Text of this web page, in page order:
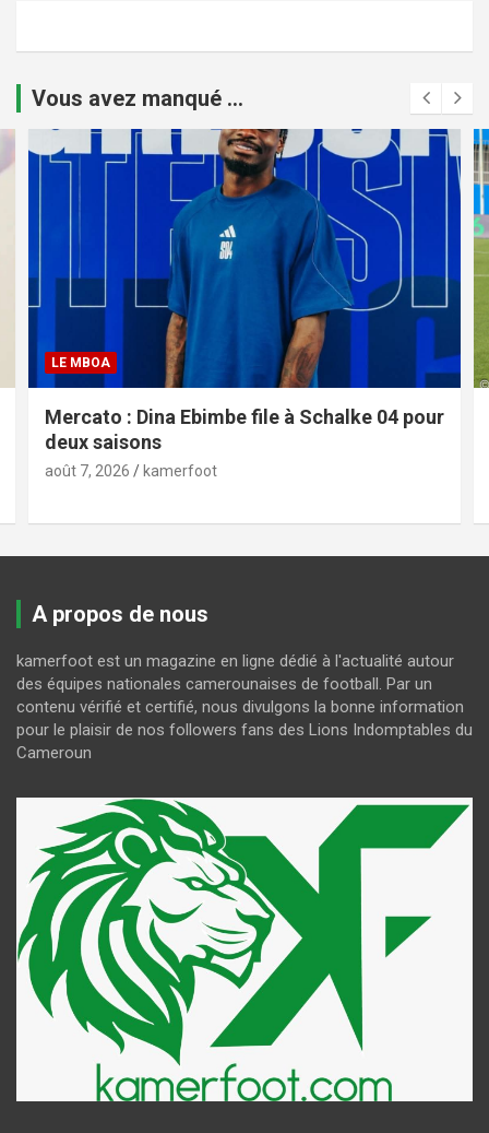
Vous avez manqué ...
LE MBOA
Mercato : Dina Ebimbe file à Schalke 04 pour
deux saisons
août 7, 2026 kamerfoot
A propos de nous
kamerfoot est un magazine en ligne dédié à l'actualité autour
des équipes nationales camerounaises de football. Par un
contenu vérifié et certifié, nous divulgons la bonne information
pour le plaisir de nos followers fans des Lions Indomptables du
Cameroun